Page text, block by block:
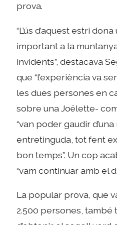
prova.
“L’ús d’aquest estri
important a la
invidents”, destacava
que “l’experiència va
les dues persones en
sobre una Joëlette-
“van poder gaudir
entretinguda, tot fent
bon temps”. Un cop
“vam continuar amb el
La popular prova, que
2.500 persones, també